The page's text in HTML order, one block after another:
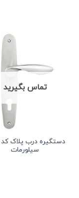
تماس بگیرید
سیلورمات